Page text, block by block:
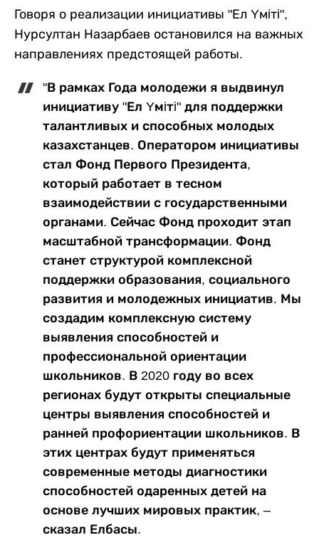
Говоря о реализации инициативы "Ел Yмiтi",
Нурсултан Назарбаев остановился на важных
направлениях предстоящей работы.
"В рамках Года молодежи я выдвинул
инициативу "Ел Yмiтi" для поддержки
талантливых и способных молодых
казахстанцев. Оператором инициативы
стал Фонд Первого Президента,
который работает в тесном
взаимодействии с государственными
органами. Сейчас Фонд проходит этап
масштабной трансформации. Фонд
станет структурой комплексной
поддержки образования, социального
развития и молодежных инициатив. Мы
создадим комплексную систему
выявления способностей и
профессиональной ориентации
школьников. В 2020 году во всех
регионах будут открыты специальные
центры выявления способностей и
ранней профориентации школьников. В
этих центрах будут применяться
современные методы диагностики
способностей одаренных детей на
основе лучших мировых практик, –
сказал Елбасы.